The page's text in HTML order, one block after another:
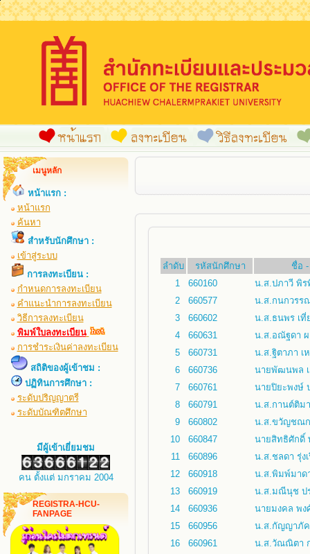
เมนูหลัก
หน้าแรก :
หน้าแรก
ค้นหา
สำหรับนักศึกษา :
เข้าสู่ระบบ
การลงทะเบียน :
กำหนดการลงทะเบียน
คำแนะนำการลงทะเบียน
วิธีการลงทะเบียน
พิมพ์ใบลงทะเบียน
การชำระเงินค่าลงทะเบียน
สถิติของผู้เข้าชม :
ปฏิทินการศึกษา :
ระดับปริญญาตรี
ระดับบัณฑิตศึกษา
มีผู้เข้าเยี่ยมชม
คน ตั้งแต่ มกราคม 2004
REGISTRA-HCU-
FANPAGE
ลำดับ รหัสนักศึกษา
ชื่อ
1
660160
น.ส.ปภาวี พิร
2
660577
น.ส.กนกวรร
3
660602
น.ส.ธนพร เที่
4
660631
น.ส.อณัฐดา ผ
5
660731
น.ส.ฐิตาภา เ
6
660736
นายพัฒนพล
7
660761
นายปิยะพงษ์
8
660791
น.ส.กานต์ติม
9
660802
น.ส.ขวัญชณก
10
660847
นายสิทธิศัก
11
660896
น.ส.ชลดา รุ่งเ
12
660918
น.ส.พิมพ์มาด
13
660919
น.ส.มณีนุช ป
14
660936
นายมงคล พง
15
660956
น.ส.กัญญาภั
16
660961
น.ส.วัณณิตา